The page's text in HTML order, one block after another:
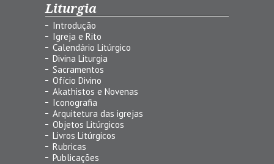
Liturgia
Introdução
Igreja e Rito
Calendário Litúrgico
Divina Liturgia
Sacramentos
Ofício Divino
Akathistos e Novenas
Iconografia
Arquitetura das igrejas
Objetos Litúrgicos
Livros Litúrgicos
Rubricas
Publicações